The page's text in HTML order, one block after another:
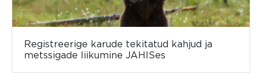
Registreerige karude tekitatud kahjud ja
metssigade liikumine JAHISes